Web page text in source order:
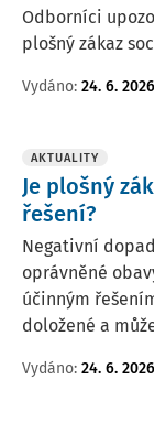
Odborníci
plošný zákaz
Vydáno: 24. 6. 2026
AKTUALITY
Je plošný
řešení?
Negativní
oprávněné
účinným
doložené a
Vydáno: 24. 6. 2026